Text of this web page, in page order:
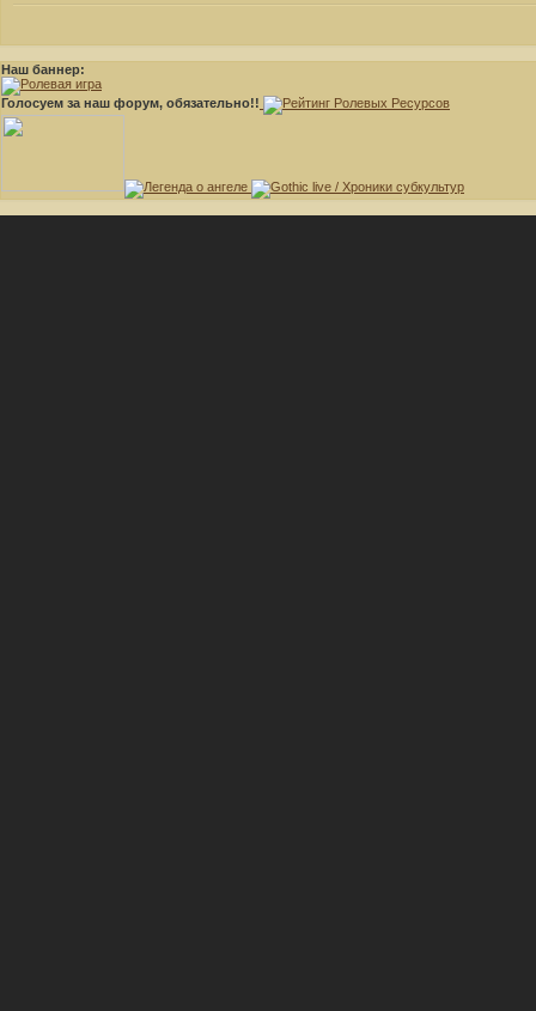
Наш баннер:
Голосуем за наш форум, обязательно!!